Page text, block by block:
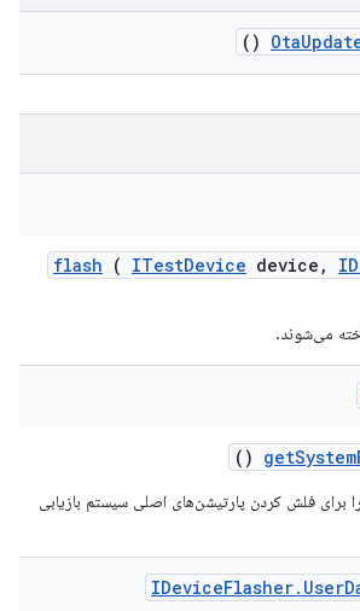
Ota
()
flash ( ITestDevice device ,
می‌شوند.
getSystem
()
برای فلش کردن پارتیشن‌های اصلی سیستم بازیابی
IDeviceFlasher. User